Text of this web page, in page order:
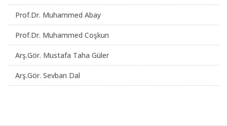
Prof.Dr. Muhammed Abay
Prof.Dr. Muhammed Coşkun
Arş.Gör. Mustafa Taha Güler
Arş.Gör. Sevban Dal